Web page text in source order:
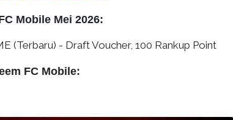
Mobile Mei 2026:
(Terbaru) - Draft Voucher, 100 Rankup Point
FC Mobile: